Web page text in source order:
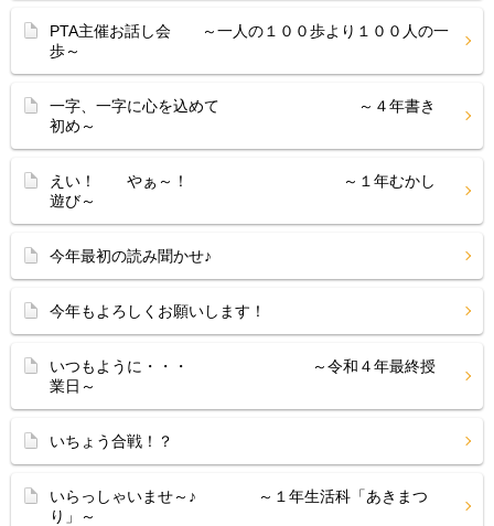
PTA主催お話し会 ～一人の１００歩より１００人の一
歩～
一字、一字に心を込めて ～４年書き
初め～
えい！ やぁ～！ ～１年むかし
遊び～
今年最初の読み聞かせ♪
今年もよろしくお願いします！
いつもように・・・ ～令和４年最終授
業日～
いちょう合戦！？
いらっしゃいませ～♪ ～１年生活科「あきまつ
り」～